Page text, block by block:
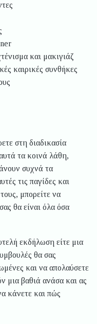
και μακιγιάζ
καιρικές συνθήκες
στη διαδικασία
τα κοινά λάθη,
συχνά τα
τις παγίδες και
μπορείτε να
θα είναι όλα όσα
εκδήλωση είτε μια
θα σας
και να απολαύσετε
μια βαθιά ανάσα και ας
κάνετε και πώς